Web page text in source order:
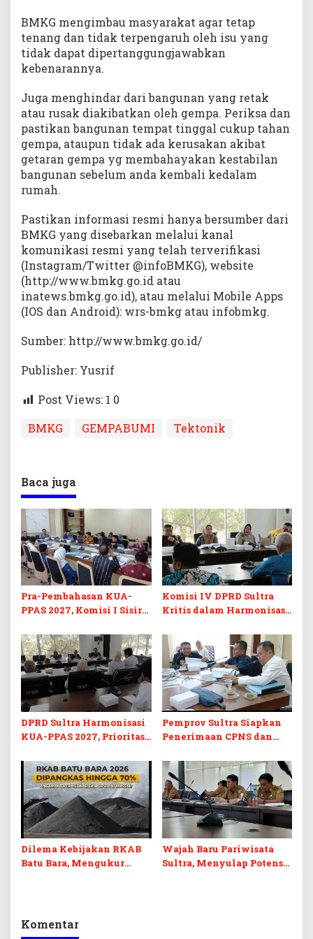
BMKG mengimbau masyarakat agar tetap
tenang dan tidak terpengaruh oleh isu yang
tidak dapat dipertanggungjawabkan
kebenarannya.
Juga menghindar dari bangunan yang retak
atau rusak diakibatkan oleh gempa. Periksa dan
pastikan bangunan tempat tinggal cukup tahan
gempa, ataupun tidak ada kerusakan akibat
getaran gempa yg membahayakan kestabilan
bangunan sebelum anda kembali kedalam
rumah.
Pastikan informasi resmi hanya bersumber dari
BMKG yang disebarkan melalui kanal
komunikasi resmi yang telah terverifikasi
(Instagram/Twitter @infoBMKG), website
(http://www.bmkg.go.id atau
inatews.bmkg.go.id), atau melalui Mobile Apps
(IOS dan Android): wrs-bmkg atau infobmkg.
Sumber: http://www.bmkg.go.id/
Publisher: Yusrif
Post Views: 1 0
BMKG
GEMPABUMI Tektonik
Baca juga
Pra-Pembahasan KUA-
PPAS 2027, Komisi I Sisir
Berkelanjutan
Komisi IV DPRD Sultra
Kritis dalam Harmonisasi
Perubahan APBD 2026
DPRD Sultra Harmonisasi
KUA-PPAS 2027, Prioritas
dan Pelunasan Utang
Infrastruktur
Pemprov Sultra Siapkan
Penerimaan CPNS dan
Desak Formasi Disabilitas
Dilema Kebijakan RKAB
Batu Bara, Mengukur
Wajah Baru Pariwisata
Sultra, Menyulap Potensi
Komentar